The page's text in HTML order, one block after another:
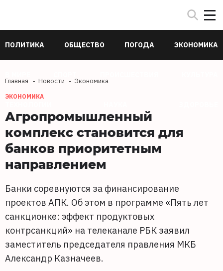
ПОЛИТИКА ОБЩЕСТВО ПОГОДА ЭКОНОМИКА
Главная Новости Экономика
ЭКОНОМИКА
Агропромышленный
комплекс становится для
банков приоритетным
направлением
Банки соревнуются за финансирование
проектов АПК. Об этом в программе «Пять лет
санкционке: эффект продуктовых
контрсанкций» на телеканале РБК заявил
заместитель председателя правления МКБ
Александр Казначеев.